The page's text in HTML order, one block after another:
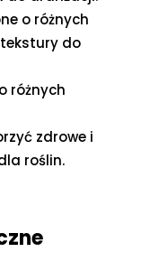
o różnych
do
różnych
zdrowe i
roślin.